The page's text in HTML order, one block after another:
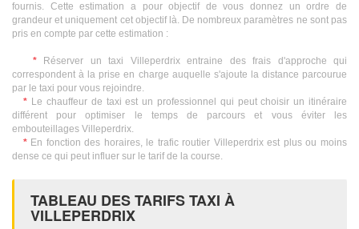
fournis. Cette estimation a pour objectif de vous donnez un ordre de
grandeur et uniquement cet objectif là. De nombreux paramètres ne sont pas
pris en compte par cette estimation :
*Réserver un taxi Villeperdrix entraine des frais d'approche qui
correspondent à la prise en charge auquelle s'ajoute la distance parcourue
par le taxi pour vous rejoindre.
* Le chauffeur de taxi est un professionnel qui peut choisir un itinéraire
différent pour optimiser le temps de parcours et vous éviter les
embouteillages Villeperdrix.
*En fonction des horaires, le trafic routier Villeperdrix est plus ou moins
dense ce qui peut influer sur le tarif de la course.
TABLEAU DES TARIFS TAXI À
VILLEPERDRIX